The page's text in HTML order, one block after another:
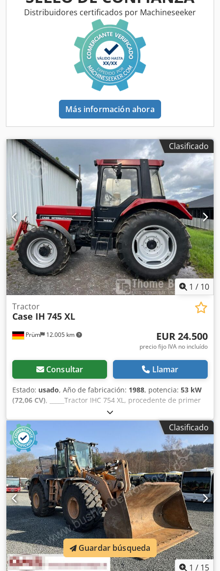
Velocidad nominal: 2.200 rpm Número de cilindros: 6
Cilindrada: 7.480 cm³ Aumento del par: 51,3 Dwedpfjwlmt
Ijx Afxsa Tracción en las cuatro ruedas
Distribuidores certificados por Machineseeker
Más información ahora
Clasificado
1 / 10
Prüm 12.005 km
Tractor
Case IH 745 XL
EUR 24.500
precio fijo IVA no incluído
Consultar Llamar
Estado: usado, Año de fabricación: 1988, potencia: 53 kW
(72,06 CV), _____Tractor IHC 754 XL, procedente de primer
propietario, en óptimas condiciones. Horas de
funcionamiento: aproximadamente 8600. Año de
fabricación: 1988. Elevador delantero. Toma de fuerza
delantera. Transmisión de 30 km/h. Precio: 24.500,00
euros, sin IVA. Ubicación: null. Dodszdmutjpfx Afxjwa
Clasificado
1 / 15
Guardar búsqueda